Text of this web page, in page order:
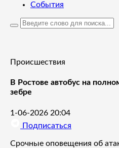
События
Происшествия
В Ростове автобус на
зебре
1-06-2026 20:04
Подписаться
Срочные оповещения об